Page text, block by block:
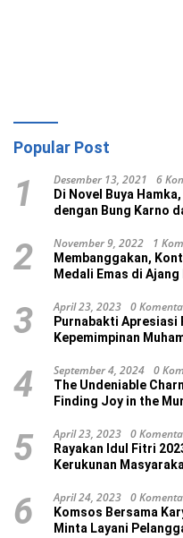
Popular Post
1 Desember 13, 2021 6
Di Novel Buya
dengan Bung Karno
2 November 9, 2022 1
Membanggakan,
Medali Emas di
3 April 23, 2023 0
Purnabakti Apresiasi
Kepemimpinan
4 September 4, 2024 0
The Undeniable
Finding Joy in the
5 April 23, 2023 0
Rayakan Idul Fitri
Kerukunan
6 April 24, 2023 0
Komsos Bersama
Minta Layani